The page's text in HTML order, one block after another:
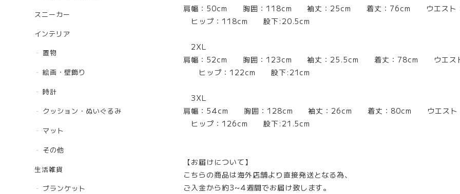
スニーカー
インテリア
置物
絵画・壁飾り
時計
クッション・ぬいぐるみ
マット
その他
生活雑貨
ブランケット
肩幅：50cm 胸囲：118cm 袖丈：25cm 着丈：76cm ウエスト
ヒップ：118cm 股下:20.5cm
2XL
肩幅：52cm 胸囲：123cm 袖丈：25.5cm 着丈：78cm ウエス
ヒップ：122cm 股下:21cm
3XL
肩幅：54cm 胸囲：128cm 袖丈：26cm 着丈：80cm ウエスト
ヒップ：126cm 股下:21.5cm
【お届けについて】
こちらの商品は海外店舗より直接発送となる為、
ご入金から約3~4週間でお届け致します。